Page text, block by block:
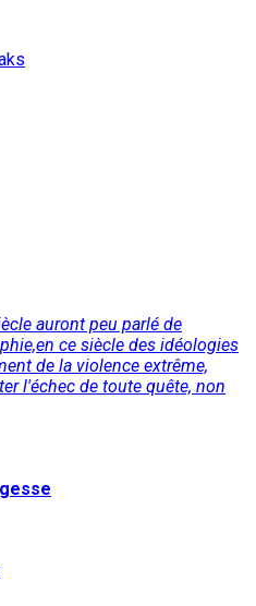
auront peu parlé de
ce siècle des idéologies
de la violence extrême,
l'échec de toute quête, non